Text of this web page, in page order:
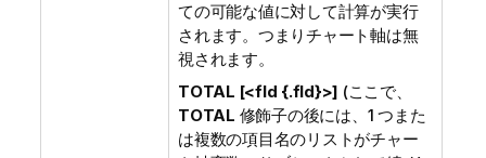
ての可能な値に対して計算が実行
されます。つまりチャート軸は無
視されます。
TOTAL [<fld {.fld}>] (ここで、
TOTAL 修飾子の後には、1 つまた
は複数の項目名のリストがチャー